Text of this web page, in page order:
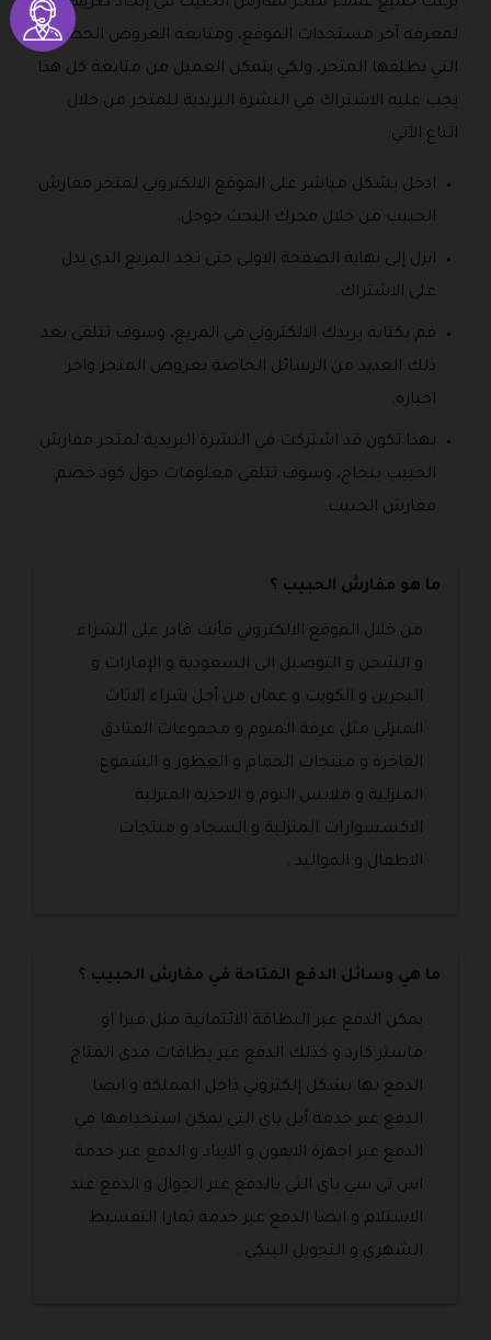
لمعرفة آخر مستجدات الموقع، ومتابعة العروض الحصرية
التي يطلقها المتجر، ولكي يتمكن العميل من متابعة كل هذا
يجب عليه الاشتراك في النشرة البريدية للمتجر من خلال
اتباع الآتي:
ادخل بشكل مباشر على الموقع الالكتروني لمتجر مفارش
الحبيب من خلال محرك البحث جوجل.
انزل إلى نهاية الصفحة الاولى حتى تجد المربع الذي يدل
على الاشتراك.
قم بكتابة بريدك الالكتروني في المربع، وسوف تتلقى بعد
ذلك العديد من الرسائل الخاصة بعروض المتجر واخر
اخباره.
بهذا تكون قد اشتركت في النشرة البريدية لمتجر مفارش
الحبيب بنجاح، وسوف تتلقي معلومات حول كود خصم
مفارش الحبيب.
ما هو مفارش الحبيب ؟
من خلال الموقع الالكتروني فأنت قادر على الشراء
و الشحن و التوصيل الى السعودية و الإمارات و
البحرين و الكويت و عمان من أجل شراء الاثاث
المنزلي مثل غرفة المنوم و مجموعات الفنادق
الفاخرة و منتجات الحمام و العطور و الشموع
المنزلية و ملابس النوم و الاحذية المنزلية
الاكسسوارات المنزلية و السجاد و منتجات
الاطفال و المواليد .
ما هي وسائل الدفع المتاحة في مفارش الحبيب ؟
يمكن الدفع عبر البطاقة الائتمانية مثل فيزا او
ماستر كارد و كذلك الدفع عبر بطاقات مدى المتاح
الدفع بها بشكل إلكتروني داخل المملكة و ايضا
الدفع عبر خدمة أبل باي التي يمكن استخدامها في
الدفع عبر اجهزة الايفون و الايباد و الدفع عبر خدمة
اس تي سي باي التي بالدفع عبر الجوال و الدفع عند
الاستلام و ايضا الدفع عبر خدمة تمارا التقسيط
الشهري و التحويل البنكي .